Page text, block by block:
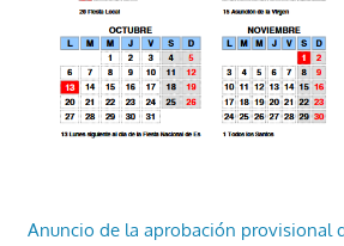
Anuncio de la aprobación provisional